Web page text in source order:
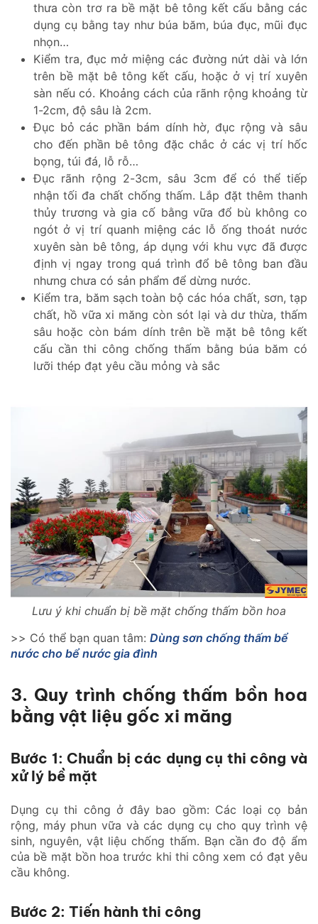
thưa còn trơ ra bề mặt bê tông kết cấu bằng các
dụng cụ bằng tay như búa băm, búa đục, mũi đục
nhọn…
Kiểm tra, đục mở miệng các đường nứt dài và lớn
trên bề mặt bê tông kết cấu, hoặc ở vị trí xuyên
sàn nếu có. Khoảng cách của rãnh rộng khoảng từ
1-2cm, độ sâu là 2cm.
Đục bỏ các phần bám dính hờ, đục rộng và sâu
cho đến phần bê tông đặc chắc ở các vị trí hốc
bọng, túi đá, lỗ rỗ…
Đục rãnh rộng 2-3cm, sâu 3cm để có thể tiếp
nhận tối đa chất chống thấm. Lắp đặt thêm thanh
thủy trương và gia cố bằng vữa đổ bù không co
ngót ở vị trí quanh miệng các lỗ ống thoát nước
xuyên sàn bê tông, áp dụng với khu vực đã được
định vị ngay trong quá trình đổ bê tông ban đầu
nhưng chưa có sản phẩm để dừng nước.
Kiểm tra, băm sạch toàn bộ các hóa chất, sơn, tạp
chất, hồ vữa xi măng còn sót lại và dư thừa, thấm
sâu hoặc còn bám dính trên bề mặt bê tông kết
cấu cần thi công chống thấm bằng búa băm có
lưỡi thép đạt yêu cầu mỏng và sắc
Lưu ý khi chuẩn bị bề mặt chống thấm bồn hoa
>> Có thể bạn quan tâm: Dùng sơn chống thấm bể
nước cho bể nước gia đình
3. Quy trình chống thấm bồn hoa
bằng vật liệu gốc xi măng
Bước 1: Chuẩn bị các dụng cụ thi công và
xử lý bề mặt
Dụng cụ thi công ở đây bao gồm: Các loại cọ bản
rộng, máy phun vữa và các dụng cụ cho quy trình vệ
sinh, nguyên, vật liệu chống thấm. Bạn cần đo độ ẩm
của bề mặt bồn hoa trước khi thi công xem có đạt yêu
cầu không.
Bước 2: Tiến hành thi công